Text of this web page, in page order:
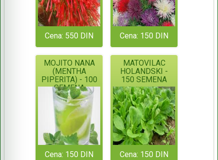
Cena: 550 DIN Cena: 150 DIN
MOJITO NANA
(MENTHA
PIPERITA) - 100
SEMENA
Cena: 150 DIN
MATOVILAC
HOLANDSKI -
150 SEMENA
Cena: 150 DIN